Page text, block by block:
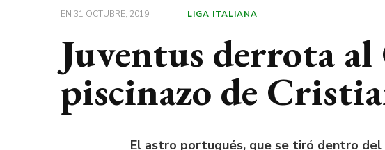
EN 31 OCTUBRE, 2019 LIGA ITALIANA
Juventus derrota
piscinazo de
El astro portugués, que se tiró dentro